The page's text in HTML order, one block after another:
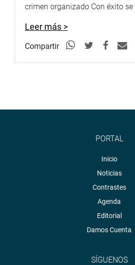
crimen organizado Con éxito se
Leer más >
Compartir
PORTAL
Inicio
Noticias
Contrastes
Agenda
Editorial
Damos Cuenta
SÍGUENOS